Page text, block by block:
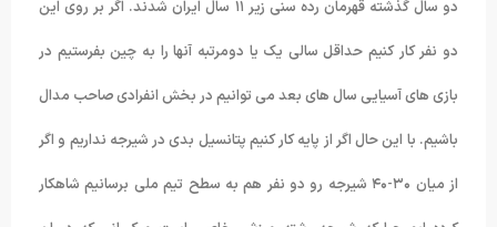
دو سال گذشته قهرمان رده سنی زیر ۱۱ سال ایران شدند. اگر بر روی این
دو نفر کار کنیم حداقل سالی یک یا دومرتبه آنها را به چین بفرستیم در
بازی های آسیایی سال های بعد می توانیم در بخش انفرادی صاحب مدال
باشیم. با این حال اگر از پایه کار کنیم پتانسیل بدی در شیرجه نداریم و اگر
از میان ۳۰-۴۰ شیرجه رو دو نفر هم به سطح تیم ملی برسانیم شاهکار